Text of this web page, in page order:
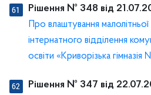
Рішення № 348 від
Про влаштування
інтернатного відділення
освіти «Криворізька гімназія
Рішення № 347 від